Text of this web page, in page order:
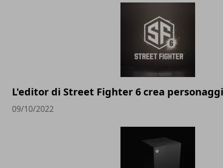
L'editor di Street Fighter 6 crea
09/10/2022